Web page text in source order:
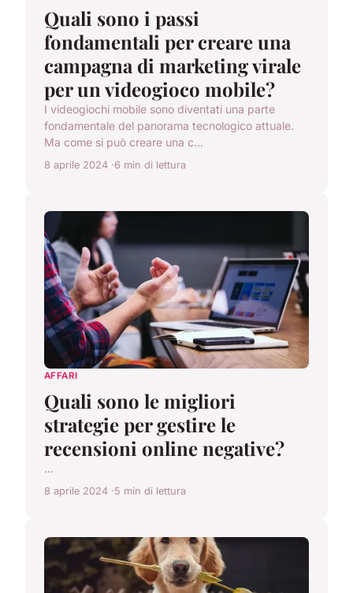
Quali sono i passi
fondamentali per creare una
campagna di marketing virale
per un videogioco mobile?
I videogiochi mobile sono diventati una parte
fondamentale del panorama tecnologico attuale.
Ma come si può creare una c...
8 aprile 2024 6 min di lettura
AFFARI
Quali sono le migliori
strategie per gestire le
recensioni online negative?
...
8 aprile 2024 5 min di lettura